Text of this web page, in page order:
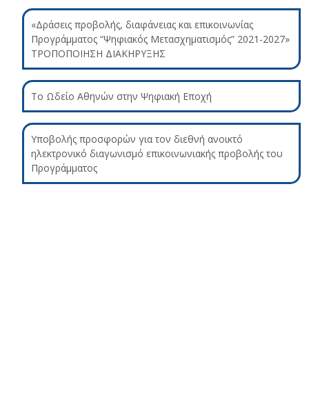
«Δράσεις προβολής, διαφάνειας και επικοινωνίας
Προγράμματος “Ψηφιακός Μετασχηματισμός” 2021-2027»
ΤΡΟΠΟΠΟΙΗΣΗ ΔΙΑΚΗΡΥΞΗΣ
Το Ωδείο Αθηνών στην Ψηφιακή Εποχή
Υποβολής προσφορών για τον διεθνή ανοικτό
ηλεκτρονικό διαγωνισμό επικοινωνιακής προβολής του
Προγράμματος